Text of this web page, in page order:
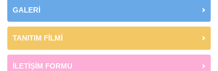
GALERİ
TANITIM FİLMİ
İLETİŞİM FORMU